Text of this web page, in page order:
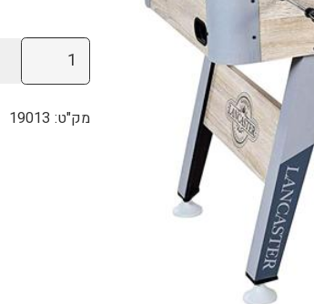
כמות
של
כדורגל
מק"ט: 19013